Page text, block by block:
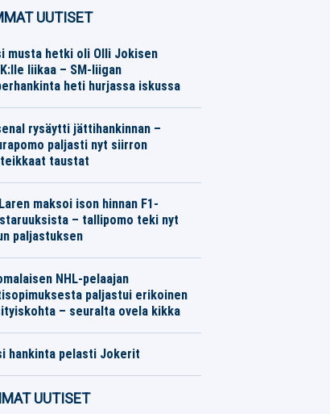
UUTISET
musta hetki oli Olli Jokisen
liikaa – SM-liigan
heti hurjassa iskussa
rysäytti jättihankinnan –
paljasti nyt siirron
taustat
maksoi ison hinnan F1-
– tallipomo teki nyt
paljastuksen
NHL-pelaajan
paljastui erikoinen
– seuralta ovela kikka
hankinta pelasti Jokerit
UUTISET